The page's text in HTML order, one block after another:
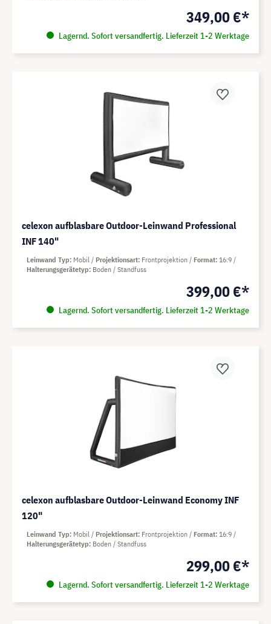
349,00 €*
Lagernd. Sofort versandfertig. Lieferzeit 1-2 Werktage
celexon aufblasbare Outdoor-Leinwand Professional
INF 140"
399,00 €*
Lagernd. Sofort versandfertig. Lieferzeit 1-2 Werktage
Leinwand Typ Mobil Projektionsart Frontprojektion Format 16:9
Halterungsgerätetyp Boden / Standfuss
celexon aufblasbare Outdoor-Leinwand Economy INF
120"
299,00 €*
Lagernd. Sofort versandfertig. Lieferzeit 1-2 Werktage
Leinwand Typ Mobil Projektionsart Frontprojektion Format 16:9
Halterungsgerätetyp Boden / Standfuss